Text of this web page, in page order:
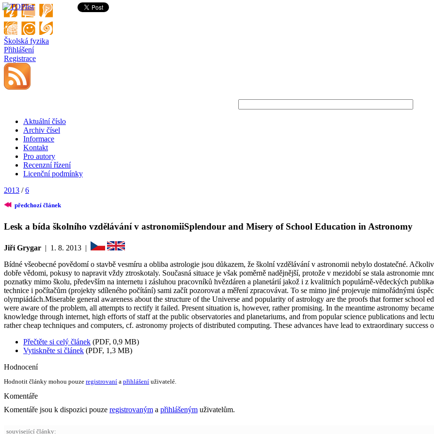
Školská fyzika
Přihlášení
Registrace
Aktuální číslo
Archiv čísel
Informace
Kontakt
Pro autory
Recenzní řízení
Licenční podmínky
2013 /6
předchozí článek
Lesk a bída školního vzdělávání v astronomiiSplendour and Misery of School Education in Astronomy
Jiří Grygar | 1. 8. 2013 |
Bídné všeobecné povědomí o stavbě vesmíru a obliba astrologie jsou důkazem, že školní vzdělávání v astronomii nebylo dostatečné.
dobře vědomi, pokusy to napravit vždy ztroskotaly. Současná situace je však poměrně nadějnější, protože v mezidobí se stala astronomie
poznatky mimo školu, především na internetu i zásluhou pracovníků hvězdáren a planetárií jakož i z kvalitních populárně-vědeckých
technice i počítačům (projekty sdíleného počítání) sami začít pozorovat a měření zpracovávat. To se mimo jiné projevuje mimořádnými
olympiádách.Miserable general awareness about the structure of the Universe and popularity of astrology are the proofs that former school
were aware of the problem, all attempts to rectify it failed. Present situation is, however, rather promising. In the meantime astronomy
knowledge through internet, high efforts of staff at the public observatories and planetariums, and from popular science publications and
rather cheap techniques and computers, cf. astronomy projects of distributed computing. These advances have lead to extraordinary
Přečtěte si celý článek (PDF, 0,9 MB)
Vytiskněte si článek (PDF, 1,3 MB)
Hodnocení
Hodnotit články mohou pouze registrovaní a přihlášení uživatelé.
Komentáře
Komentáře jsou k dispozici pouze registrovaným a přihlášeným uživatelům.
související články: